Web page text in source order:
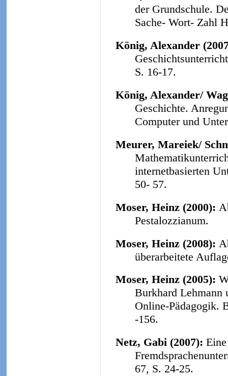
der Grundschule.
Sache- Wort- Zahl
König, Alexander
S. 16-17.
König, Alexander/
Geschichte.
Computer und
Meurer, Mareiek/
internetbasierten
50- 57.
Moser, Heinz (2000):
Pestalozzianum.
Moser, Heinz (2008):
überarbeitete
Moser, Heinz (2005):
Burkhard Lehmann
Online-Pädagogik.
-156.
Netz, Gabi (2007):
67, S. 24-25.